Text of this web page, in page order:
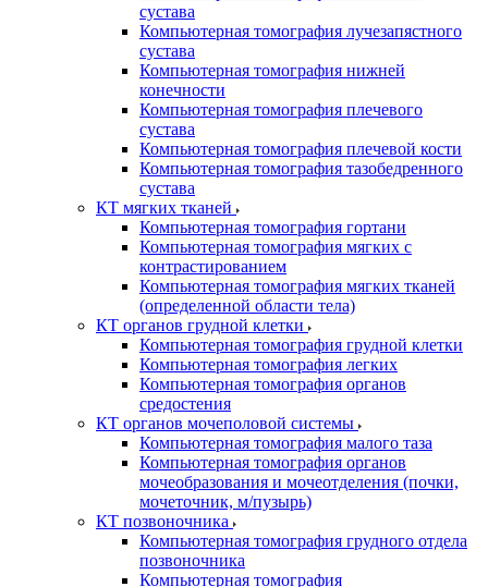
сустава
Компьютерная томография лучезапястного
сустава
Компьютерная томография нижней
конечности
Компьютерная томография плечевого
сустава
Компьютерная томография плечевой кости
Компьютерная томография тазобедренного
сустава
КТ мягких тканей
Компьютерная томография гортани
Компьютерная томография мягких с
контрастированием
Компьютерная томография мягких тканей
(определенной области тела)
КТ органов грудной клетки
Компьютерная томография грудной клетки
Компьютерная томография легких
Компьютерная томография органов
средостения
КТ органов мочеполовой системы
Компьютерная томография малого таза
Компьютерная томография органов
мочеобразования и мочеотделения (почки,
мочеточник, м/пузырь)
КТ позвоночника
Компьютерная томография грудного отдела
позвоночника
Компьютерная томография